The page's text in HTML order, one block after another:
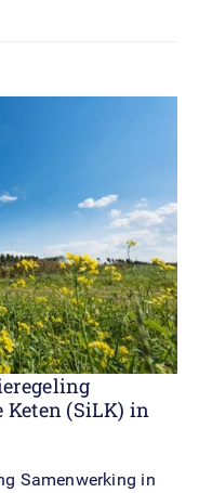
(SiLK) in
Samenwerking in